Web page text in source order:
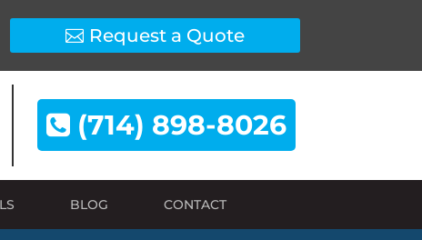
Request a Quote
(714) 898-8026
BLOG CONTACT